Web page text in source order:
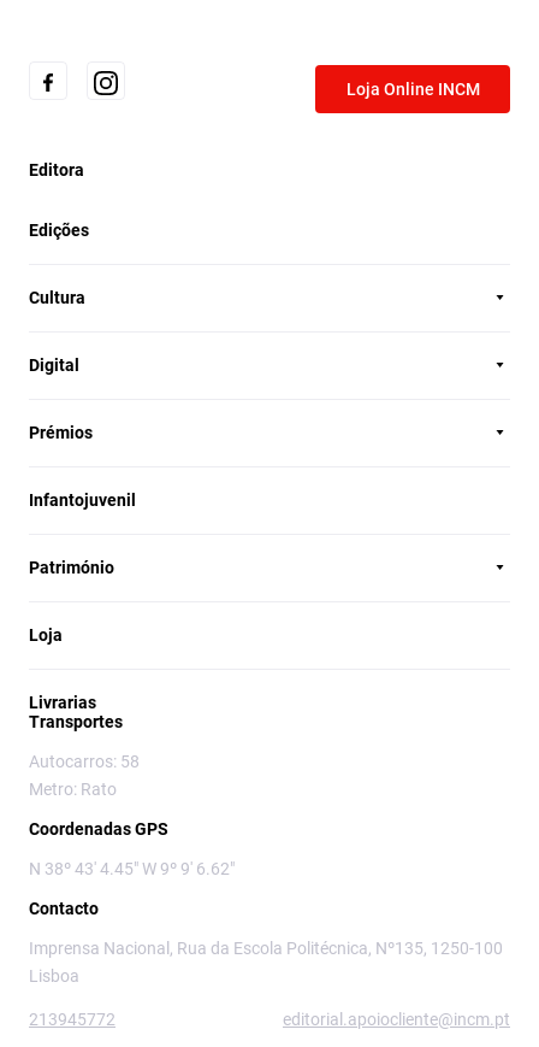
Loja Online INCM
Editora
Edições
Cultura
Digital
Prémios
Infantojuvenil
Património
Loja
Livrarias
Transportes
Autocarros: 58
Metro: Rato
Coordenadas GPS
N 38º 43' 4.45" W 9º 9' 6.62"
Contacto
Imprensa Nacional, Rua da Escola Politécnica, Nº135, 1250-100
Lisboa
213945772 editorial.apoiocliente@incm.pt